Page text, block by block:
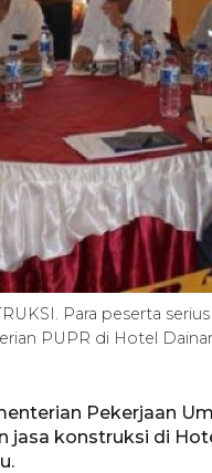
Para peserta
PUPR di Hotel
Pekerjaan
jasa konstruksi di